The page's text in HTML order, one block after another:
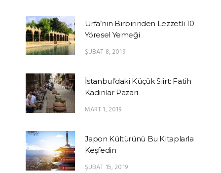
Urfa’nın Birbirinden Lezzetli 10
Yöresel Yemeği
ŞUBAT 8, 2019
İstanbul’daki Küçük Siirt: Fatih
Kadınlar Pazarı
MART 1, 2019
Japon Kültürünü Bu Kitaplarla
Keşfedin
ŞUBAT 15, 2019